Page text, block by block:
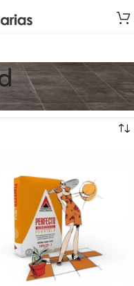
13–13 de 13 resultados